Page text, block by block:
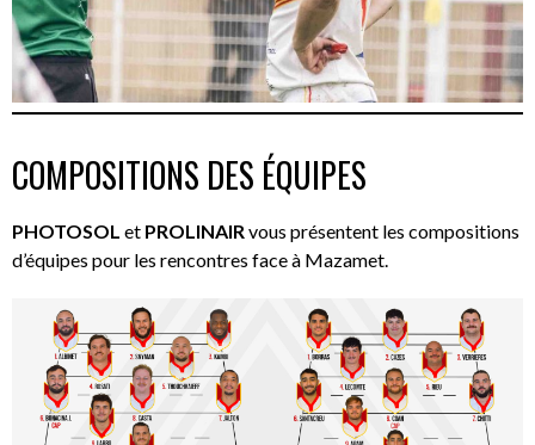
COMPOSITIONS DES ÉQUIPES
PHOTOSOL et PROLINAIRvous présentent les compositions
d’équipes pour les rencontres face à Mazamet.